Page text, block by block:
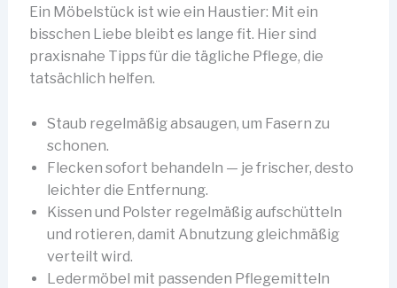
Ein Möbelstück ist wie ein Haustier: Mit ein
bisschen Liebe bleibt es lange fit. Hier sind
praxisnahe Tipps für die tägliche Pflege, die
tatsächlich helfen.
Staub regelmäßig absaugen, um Fasern zu
schonen.
Flecken sofort behandeln — je frischer, desto
leichter die Entfernung.
Kissen und Polster regelmäßig aufschütteln
und rotieren, damit Abnutzung gleichmäßig
verteilt wird.
Ledermöbel mit passenden Pflegemitteln